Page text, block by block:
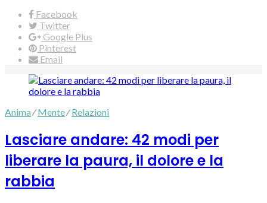
Facebook
Twitter
Google Plus
Pinterest
Email
Anima⁄Mente⁄Relazioni
Lasciare andare: 42 modi per
liberare la paura, il dolore e la
rabbia